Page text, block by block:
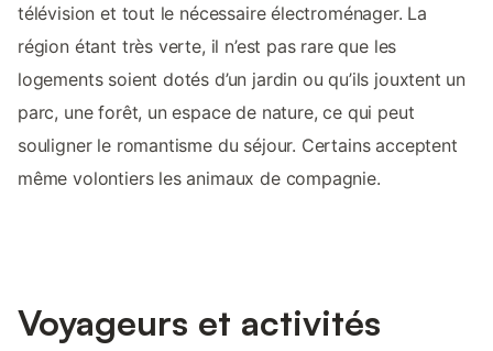
télévision et tout le nécessaire électroménager. La
région étant très verte, il n’est pas rare que les
logements soient dotés d’un jardin ou qu’ils jouxtent un
parc, une forêt, un espace de nature, ce qui peut
souligner le romantisme du séjour. Certains acceptent
même volontiers les animaux de compagnie.
Voyageurs et activités